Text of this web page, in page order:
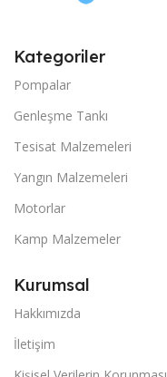
Kategoriler
Pompalar
Genleşme Tankı
Tesisat Malzemeleri
Yangın Malzemeleri
Motorlar
Kamp Malzemeler
Kurumsal
Hakkımızda
İletişim